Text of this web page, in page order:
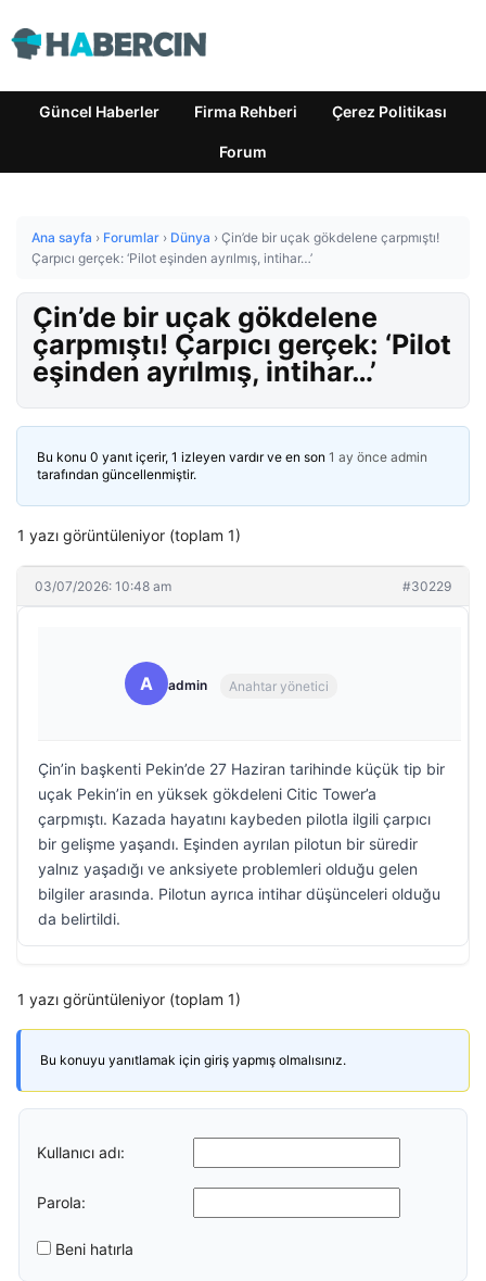
Güncel Haberler Firma Rehberi Çerez Politikası
Forum
Ana sayfa › Forumlar › Dünya › Çin’de bir uçak gökdelene çarpmıştı!
Çarpıcı gerçek: ‘Pilot eşinden ayrılmış, intihar…’
Çin’de bir uçak gökdelene
çarpmıştı! Çarpıcı gerçek: ‘Pilot
eşinden ayrılmış, intihar…’
Bu konu 0 yanıt içerir, 1 izleyen vardır ve en son 1 ay önce admin
tarafından güncellenmiştir.
1 yazı görüntüleniyor (toplam 1)
03/07/2026: 10:48 am #30229
A admin Anahtar yönetici
Çin’in başkenti Pekin’de 27 Haziran tarihinde küçük tip bir
uçak Pekin’in en yüksek gökdeleni Citic Tower’a
çarpmıştı. Kazada hayatını kaybeden pilotla ilgili çarpıcı
bir gelişme yaşandı. Eşinden ayrılan pilotun bir süredir
yalnız yaşadığı ve anksiyete problemleri olduğu gelen
bilgiler arasında. Pilotun ayrıca intihar düşünceleri olduğu
da belirtildi.
1 yazı görüntüleniyor (toplam 1)
Bu konuyu yanıtlamak için giriş yapmış olmalısınız.
Kullanıcı adı:
Parola:
Beni hatırla